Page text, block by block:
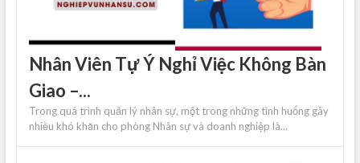
Nhân Viên Tự Ý Nghỉ Việc Không Bàn
Giao –...
Trong quá trình quản lý nhân sự, một trong những tình huống gây
nhiều khó khăn cho phòng Nhân sự và doanh nghiệp là...